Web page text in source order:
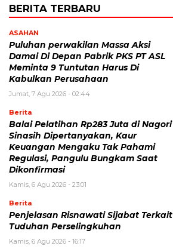
BERITA TERBARU
ASAHAN
Puluhan perwakilan Massa Aksi
Damai Di Depan Pabrik PKS PT ASL
Meminta 9 Tuntutan Harus Di
Kabulkan Perusahaan
Jumat, 7 Agu 2026 - 02:44
Berita
Balai Pelatihan Rp283 Juta di Nagori
Sinasih Dipertanyakan, Kaur
Keuangan Mengaku Tak Pahami
Regulasi, Pangulu Bungkam Saat
Dikonfirmasi
Kamis, 6 Agu 2026 - 23:01
Berita
Penjelasan Risnawati Sijabat Terkait
Tuduhan Perselingkuhan
Kamis, 6 Agu 2026 - 16:17